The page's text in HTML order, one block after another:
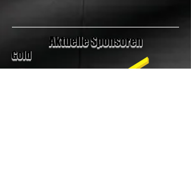
Aktuelle Sponsoren
Gold